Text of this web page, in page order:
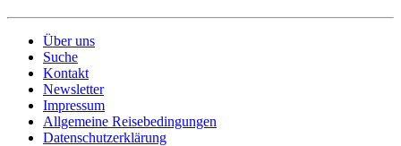
Über uns
Suche
Kontakt
Newsletter
Impressum
Allgemeine Reisebedingungen
Datenschutzerklärung